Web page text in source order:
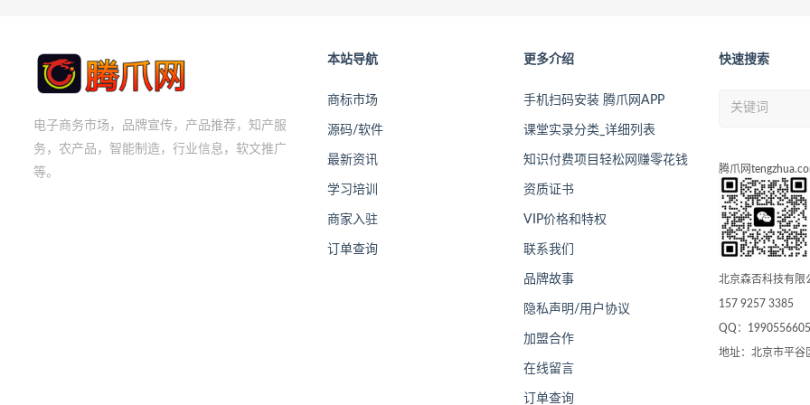
电子商务市场，品牌宣传，产品推荐，知产服
务，农产品，智能制造，行业信息，软文推广
等。
本站导航
商标市场
源码/软件
最新资讯
学习培训
商家入驻
订单查询
更多介绍
手机扫码安装 腾爪网APP
课堂实录分类_详细列表
知识付费项目轻松网赚零花钱
资质证书
VIP价格和特权
联系我们
品牌故事
隐私声明/用户协议
加盟合作
在线留言
订单查询
快速搜索
腾爪网
北京森否科技有限
157 9257 3385
QQ：1990556605
地址：北京市平谷